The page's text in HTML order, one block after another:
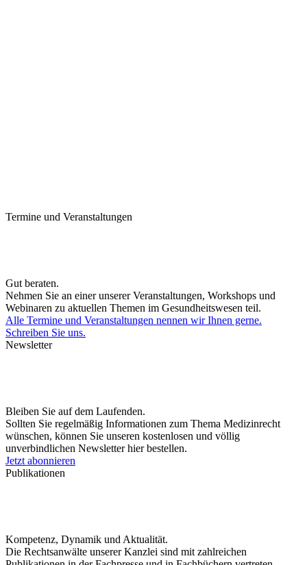
Termine und Veranstaltungen
Gut beraten.
Nehmen Sie an einer unserer Veranstaltungen, Workshops und
Webinaren zu aktuellen Themen im Gesundheitswesen teil.
Alle Termine und Veranstaltungen nennen wir Ihnen gerne.
Schreiben Sie uns.
Newsletter
Bleiben Sie auf dem Laufenden.
Sollten Sie regelmäßig Informationen zum Thema Medizinrecht
wünschen, können Sie unseren kostenlosen und völlig
unverbindlichen Newsletter hier bestellen.
Jetzt abonnieren
Publikationen
Kompetenz, Dynamik und Aktualität.
Die Rechtsanwälte unserer Kanzlei sind mit zahlreichen